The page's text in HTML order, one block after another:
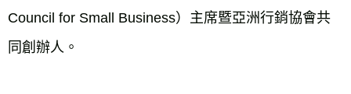
Council for Small Business）主席暨亞洲行銷協會共
同創辦人。